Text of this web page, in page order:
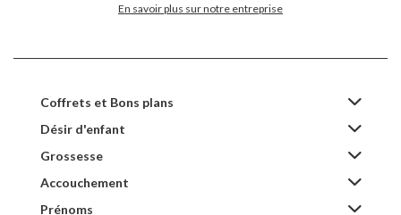
En savoir plus sur notre entreprise
Coffrets et Bons plans
Désir d'enfant
Grossesse
Accouchement
Prénoms